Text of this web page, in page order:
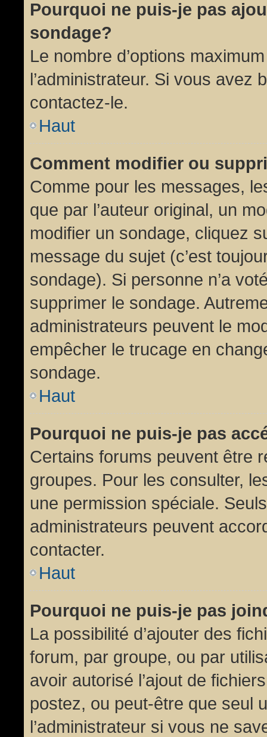
Pourquoi ne puis-je pas
sondage?
Le nombre d’options
l’administrateur. Si vous avez
contactez-le.
Haut
Comment modifier ou
Comme pour les messages,
que par l’auteur original, un
modifier un sondage, cliquez
message du sujet (c’est
sondage). Si personne n’a
supprimer le sondage.
administrateurs peuvent le
empêcher le trucage en
sondage.
Haut
Pourquoi ne puis-je pas
Certains forums peuvent être
groupes. Pour les consulter,
une permission spéciale.
administrateurs peuvent
contacter.
Haut
Pourquoi ne puis-je pas
La possibilité d’ajouter des
forum, par groupe, ou par
avoir autorisé l’ajout de
postez, ou peut-être que seul
l’administrateur si vous ne